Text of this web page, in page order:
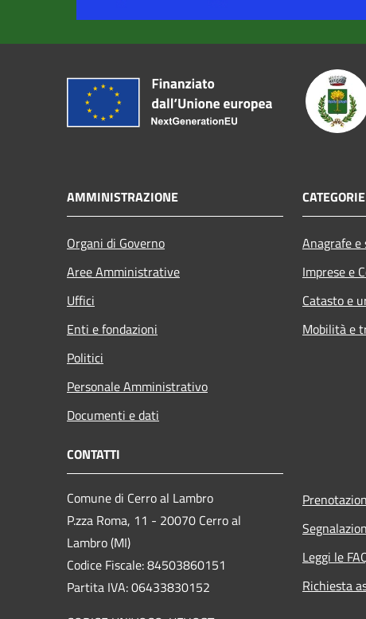
AMMINISTRAZIONE
Organi di Governo
Aree Amministrative
Uffici
Enti e fondazioni
Politici
Personale Amministrativo
Documenti e dati
Anagrafe
Imprese e
Catasto e
Mobilità e
CONTATTI
Comune di Cerro al Lambro
P.zza Roma, 11 - 20070 Cerro al
Lambro (MI)
Codice Fiscale: 84503860151
Partita IVA: 06433830152
Leggi le
Richiesta